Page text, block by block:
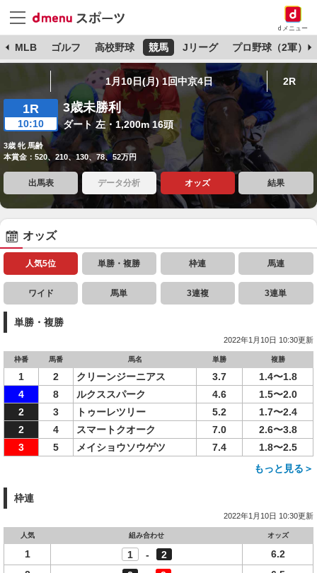
dメニュー
MLB ゴルフ 高校野球 競馬 Jリーグ プロ野球（2軍）
1月10日(月) 1回中京4日 2R
1R
10:10
3歳未勝利
ダート 左・1,200m 16頭
3歳 牝 馬齢
本賞金：520、210、130、78、52万円
出馬表 データ分析 オッズ 結果
オッズ
人気5位 単勝・複勝 枠連 馬連
ワイド 馬単 3連複 3連単
単勝・複勝
2022年1月10日 10:30更新
枠番 馬番 馬名 単勝 複勝
1 2 クリーンジーニアス 3.7
1.4〜1.8
4
8 ルクススパーク 4.6
1.5〜2.0
2
3 トゥーレツリー 5.2
1.7〜2.4
2
4 スマートクオーク 7.0
2.6〜3.8
3
5 メイショウソウゲツ 7.4
1.8〜2.5
もっと見る＞
枠連
2022年1月10日 10:30更新
人気 組み合わせ オッズ
1 1 - 2
6.2